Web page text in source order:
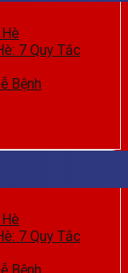
7 Quy Tắc
Bệnh
7 Quy Tắc